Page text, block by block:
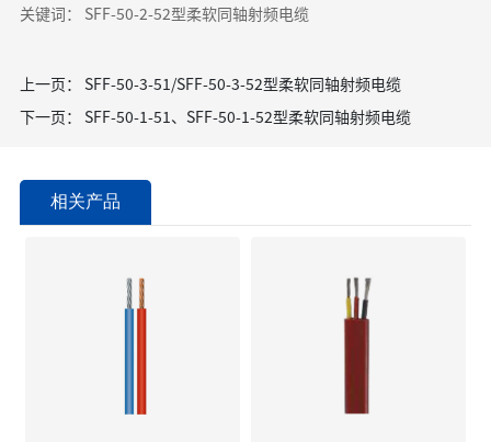
关键词： SFF-50-2-52型柔软同轴射频电缆
上一页： SFF-50-3-51/SFF-50-3-52型柔软同轴射频电缆
下一页： SFF-50-1-51、SFF-50-1-52型柔软同轴射频电缆
相关产品